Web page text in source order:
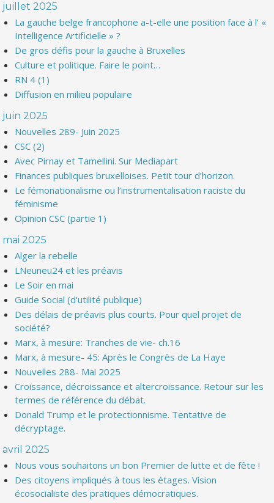
juillet 2025
La gauche belge francophone a-t-elle une position face à l’ «
Intelligence Artificielle » ?
De gros défis pour la gauche à Bruxelles
Culture et politique. Faire le point…
RN 4 (1)
Diffusion en milieu populaire
juin 2025
Nouvelles 289- Juin 2025
CSC (2)
Avec Pirnay et Tamellini. Sur Mediapart
Finances publiques bruxelloises. Petit tour d’horizon.
Le fémonationalisme ou l’instrumentalisation raciste du
féminisme
Opinion CSC (partie 1)
mai 2025
Alger la rebelle
LNeuneu24 et les préavis
Le Soir en mai
Guide Social (d'utilité publique)
Des délais de préavis plus courts. Pour quel projet de
société?
Marx, à mesure: Tranches de vie- ch.16
Marx, à mesure- 45: Après le Congrès de La Haye
Nouvelles 288- Mai 2025
Croissance, décroissance et altercroissance. Retour sur les
termes de référence du débat.
Donald Trump et le protectionnisme. Tentative de
décryptage.
avril 2025
Nous vous souhaitons un bon Premier de lutte et de fête !
Des citoyens impliqués à tous les étages. Vision
écosocialiste des pratiques démocratiques.